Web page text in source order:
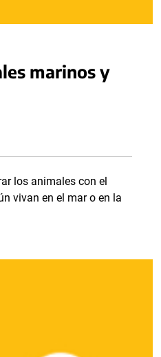
marinos y
los animales con el
vivan en el mar o en la